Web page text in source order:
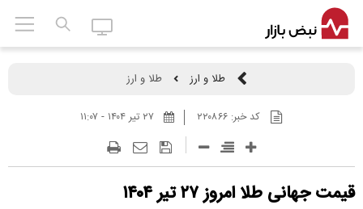
طلا و ارز طلا و ارز
کد خبر: ۲۲۰۸۶۶
قیمت جهانی طلا امروز ۲۷ تیر ۱۴۰۴